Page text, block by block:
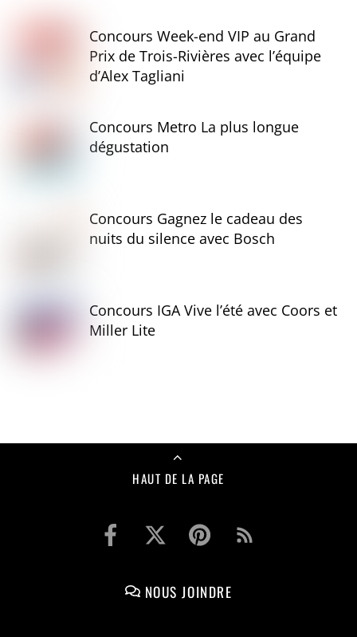
Concours Week-end VIP au Grand
Prix de Trois-Rivières avec l’équipe
d’Alex Tagliani
Concours Metro La plus longue
dégustation
Concours Gagnez le cadeau des
nuits du silence avec Bosch
Concours IGA Vive l’été avec Coors et
Miller Lite
HAUT DE LA PAGE
NOUS JOINDRE